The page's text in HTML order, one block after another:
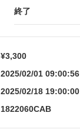
終了
¥3,300
2025/02/01 09:00:56
2025/02/18 19:00:00
1822060CAB